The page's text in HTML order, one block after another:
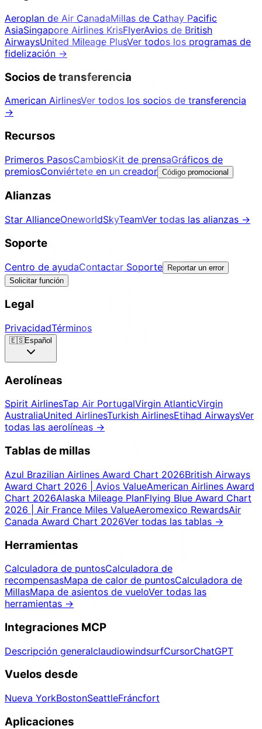
Aeroplan de Air CanadaMillas de Cathay Pacific
AsiaSingapore Airlines KrisFlyerAvios de British
AirwaysUnited Mileage PlusVer todos los programas de
fidelización →
Socios de transferencia
American AirlinesVer todos los socios de transferencia
→
Recursos
Primeros PasosCambiosKit de prensaGráficos de
premiosConviértete en un creador Código promocional
Alianzas
Star AllianceOneworldSkyTeamVer todas las alianzas →
Soporte
Centro de ayudaContactar Soporte Reportar un error
Solicitar función
Legal
PrivacidadTérminos
🇪🇸Español
Aerolíneas
Spirit AirlinesTap Air PortugalVirgin AtlanticVirgin
AustraliaUnited AirlinesTurkish AirlinesEtihad AirwaysVer
todas las aerolíneas →
Tablas de millas
Azul Brazilian Airlines Award Chart 2026British Airways
Award Chart 2026 | Avios ValueAmerican Airlines Award
Chart 2026Alaska Mileage PlanFlying Blue Award Chart
2026 | Air France Miles ValueAeromexico RewardsAir
Canada Award Chart 2026Ver todas las tablas →
Herramientas
Calculadora de puntosCalculadora de
recompensasMapa de calor de puntosCalculadora de
MillasMapa de asientos de vueloVer todas las
herramientas →
Integraciones MCP
Descripción generalclaudiowindsurfCursorChatGPT
Vuelos desde
Nueva YorkBostonSeattleFráncfort
Aplicaciones